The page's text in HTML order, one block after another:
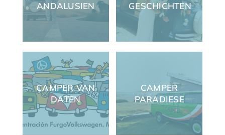
ANDALUSIEN
GESCHICHTEN
CAMPER VAN
DATEN
CAMPER
PARADIESE